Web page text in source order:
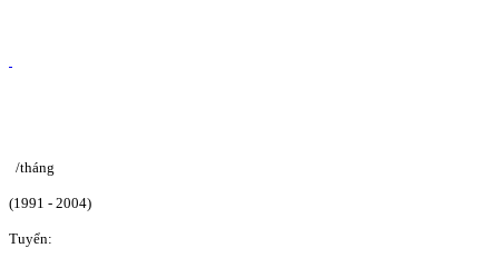
/tháng
(1991 - 2004)
Tuyển: